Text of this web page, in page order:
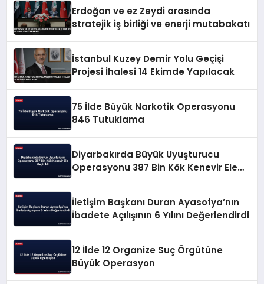
Erdoğan ve ez Zeydi arasında
stratejik iş birliği ve enerji mutabakatı
İstanbul Kuzey Demir Yolu Geçişi
Projesi İhalesi 14 Ekimde Yapılacak
75 İlde Büyük Narkotik Operasyonu
846 Tutuklama
Diyarbakırda Büyük Uyuşturucu
Operasyonu 387 Bin Kök Kenevir Ele
İletişim Başkanı Duran Ayasofya’nın
İbadete Açılışının 6 Yılını Değerlendirdi
12 İlde 12 Organize Suç Örgütüne
Büyük Operasyon